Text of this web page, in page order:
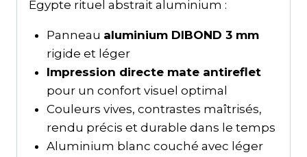
Egypte rituel abstrait aluminium :
Panneau aluminium DIBOND 3 mm
rigide et léger
Impression directe mate antireflet
pour un confort visuel optimal
Couleurs vives, contrastes maîtrisés,
rendu précis et durable dans le temps
Aluminium blanc couché avec léger